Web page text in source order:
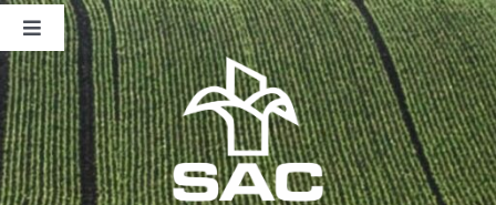
Saltar
contenido
Toggle
Navigation
Nosotros
Publicaciones
Sala de Prensa
Eventos